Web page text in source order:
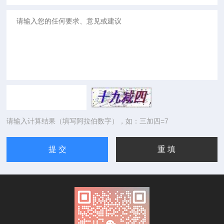
请输入计算结果（填写阿拉伯数字），如：三加四=7